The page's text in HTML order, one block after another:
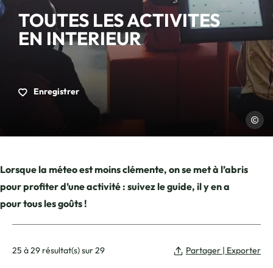
Micro
TOUTES LES ACTIVITES
EN INTERIEUR
Enregistrer
Lorsque la méteo est moins clémente, on se met à l’abris
pour profiter d’une activité : suivez le guide, il y en a
pour tous les goûts !
25 à 29 résultat(s) sur 29 Partager | Exporter